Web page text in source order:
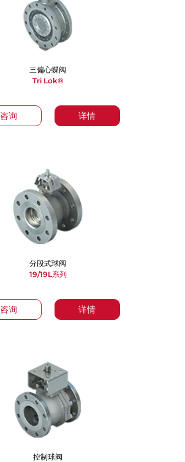
咨询 详情
三偏心蝶阀
Tri Lok®
咨询 详情
分段式球阀
19/19L系列
控制球阀